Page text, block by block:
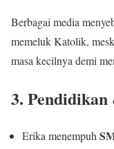
Berbagai media
memeluk Katolik,
masa kecilnya demi
3.
Erika menempuh